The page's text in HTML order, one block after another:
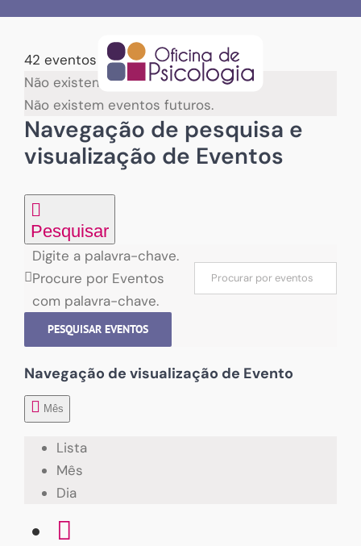
content42 eventos encontrados.
Não existem eventos futuros.
Não existem eventos futuros.
Navegação de pesquisa e
visualização de Eventos
Pesquisar
Digite a palavra-chave.
Procure por Eventos
com palavra-chave.
PESQUISAR EVENTOS
Navegação de visualização de Evento
Mês
Lista
Mês
Dia